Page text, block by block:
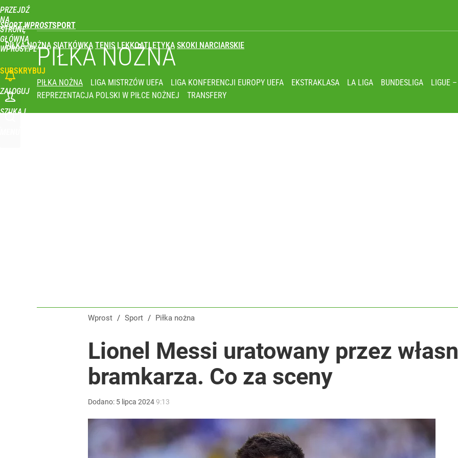
PRZEJDŹ
NA
STRONĘ
GŁÓWNĄ
WPROST.PL
SPORT WPROST
PIŁKA NOŻNA SIATKÓWKA TENIS LEKKOATLETYKA SKOKI NARCIARSKIE
SUBSKRYBUJ
ZALOGUJ
SZUKAJ
PIŁKA NOŻNA
PIŁKA NOŻNA LIGA MISTRZÓW UEFA LIGA KONFERENCJI EUROPY UEFA EKSTRAKLASA LA LIGA BUNDESLIGA
LIGUE
REPREZENTACJA POLSKI W PIŁCE NOŻNEJ
TRANSFERY
Wprost / Sport / Piłka nożna
Lionel Messi uratowany przez
bramkarza. Co za sceny
Dodano: 5 lipca 20249:13